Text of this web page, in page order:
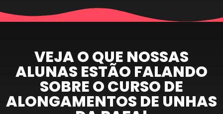
VEJA O QUE NOSSAS
ALUNAS ESTÃO FALANDO
SOBRE O CURSO DE
ALONGAMENTOS DE UNHAS